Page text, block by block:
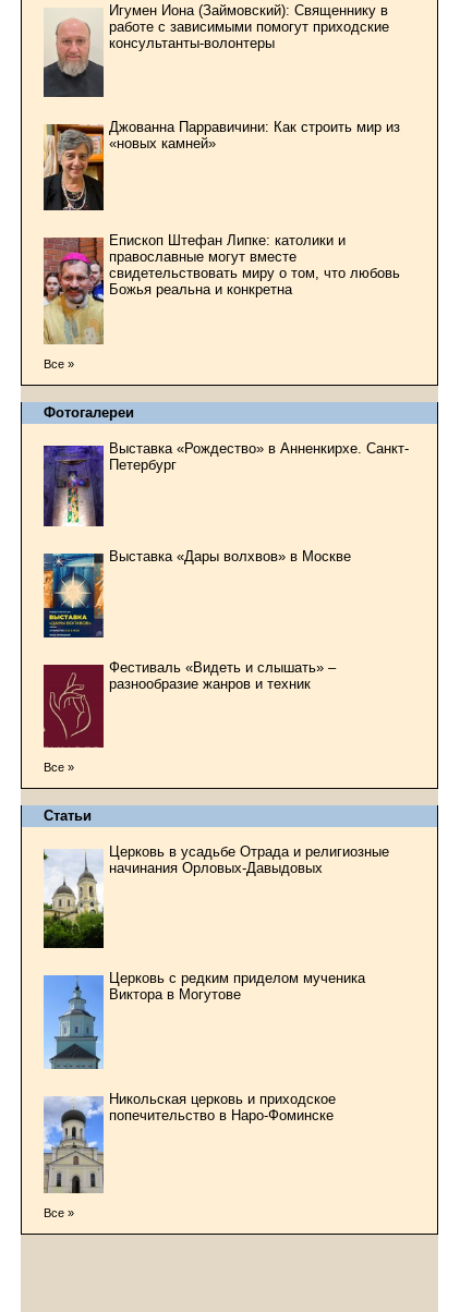
Игумен Иона (Займовский): Священнику в
работе с зависимыми помогут приходские
консультанты-волонтеры
Джованна Парравичини: Как строить мир из
«новых камней»
Епископ Штефан Липке: католики и
православные могут вместе
свидетельствовать миру о том, что любовь
Божья реальна и конкретна
Все »
Фотогалереи
Выставка «Рождество» в Анненкирхе. Санкт-
Петербург
Выставка «Дары волхвов» в Москве
Фестиваль «Видеть и слышать» –
разнообразие жанров и техник
Все »
Статьи
Церковь в усадьбе Отрада и религиозные
начинания Орловых-Давыдовых
Церковь с редким приделом мученика
Виктора в Могутове
Никольская церковь и приходское
попечительство в Наро-Фоминске
Все »